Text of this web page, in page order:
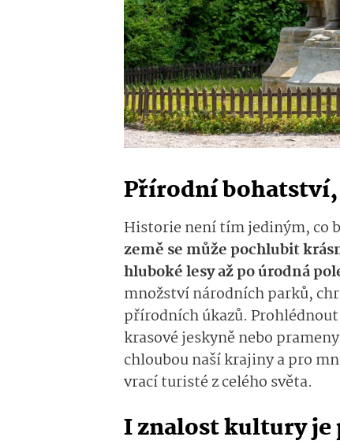
Přírodní
Historie není tím jediným, co
země se může pochlubit
hluboké lesy až po úrodná
množství národních parků,
přírodních úkazů.
krasové jeskyně nebo
chloubou naší krajiny a pro
vrací turisté z celého světa.
I znalost kultury je